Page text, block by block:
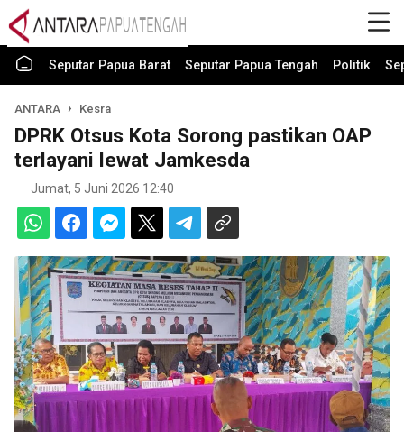
Seputar Papua Barat Seputar Papua Tengah Politik
ANTARA Kesra
DPRK Otsus Kota Sorong pastikan OAP
terlayani lewat Jamkesda
Jumat, 5 Juni 2026 12:40